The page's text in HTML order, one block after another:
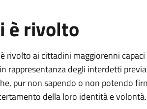
è rivolto
rivolto ai cittadini maggiorenni
rappresentanza degli interdetti
pur non sapendo o non potendo
della loro identità e volontà.